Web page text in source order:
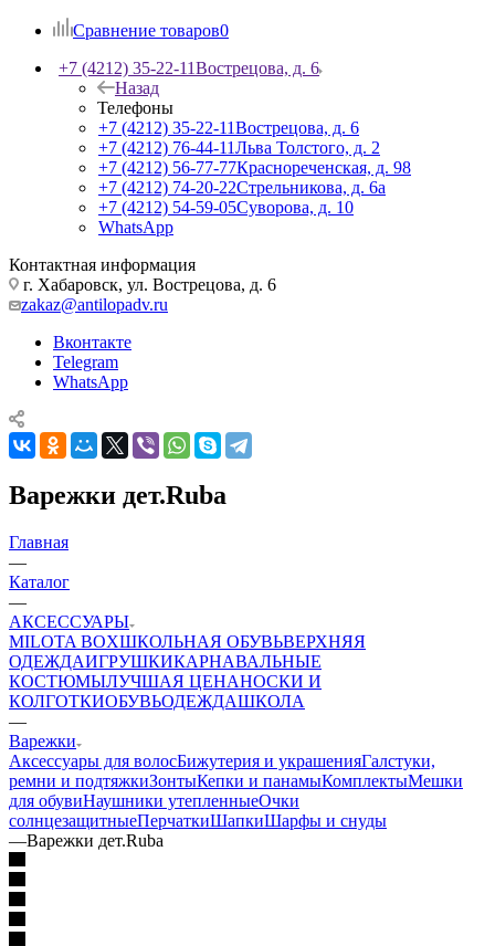
Сравнение товаров0
+7 (4212) 35-22-11Вострецова, д. 6
Назад
Телефоны
+7 (4212) 35-22-11Вострецова, д. 6
+7 (4212) 76-44-11Льва Толстого, д. 2
+7 (4212) 56-77-77Краснореченская, д. 98
+7 (4212) 74-20-22Стрельникова, д. 6а
+7 (4212) 54-59-05Суворова, д. 10
WhatsApp
Контактная информация
г. Хабаровск, ул. Вострецова, д. 6
zakaz@antilopadv.ru
Вконтакте
Telegram
WhatsApp
Варежки дет.Ruba
Главная
—
Каталог
—
АКСЕССУАРЫ
MILOTA BOXШКОЛЬНАЯ ОБУВЬВЕРХНЯЯ
ОДЕЖДАИГРУШКИКАРНАВАЛЬНЫЕ
КОСТЮМЫЛУЧШАЯ ЦЕНАНОСКИ И
КОЛГОТКИОБУВЬОДЕЖДАШКОЛА
—
Варежки
Аксессуары для волосБижутерия и украшенияГалстуки,
ремни и подтяжкиЗонтыКепки и панамыКомплектыМешки
для обувиНаушники утепленныеОчки
солнцезащитныеПерчаткиШапкиШарфы и снуды
—Варежки дет.Ruba